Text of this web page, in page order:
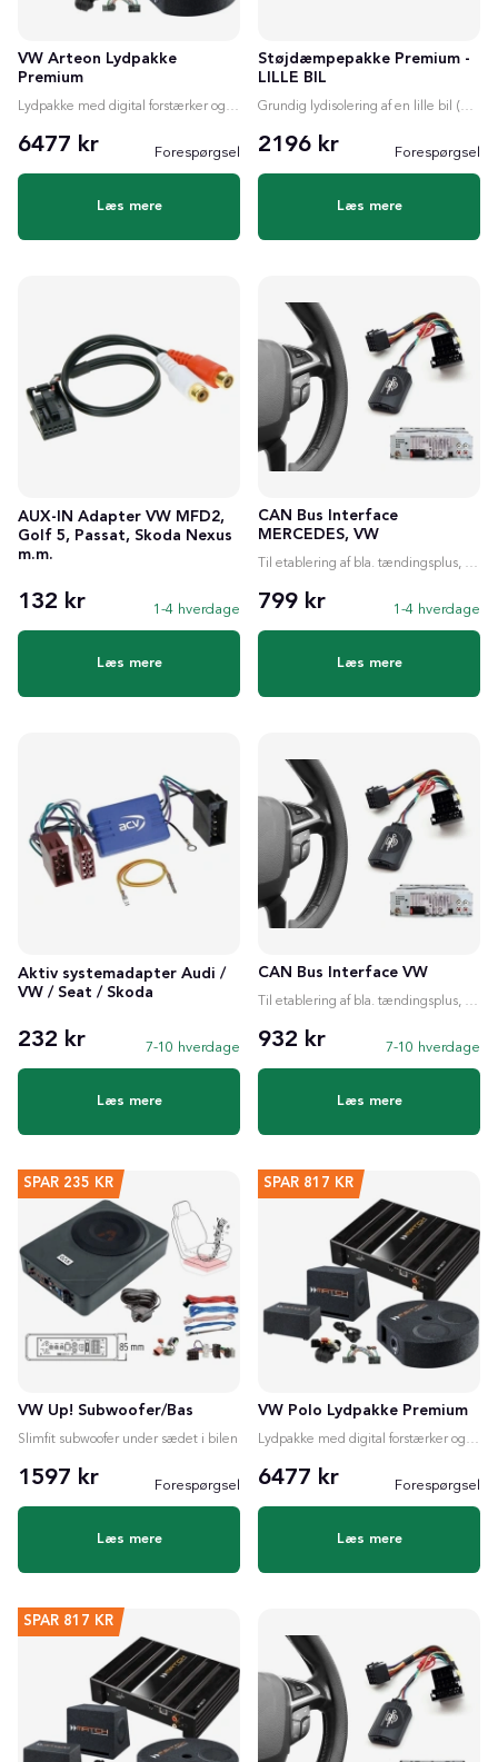
VW Arteon Lydpakke
Premium
Lydpakke med digital forstærker og valgfri subwoofer
6477 kr Forespørgsel
Læs mere
Støjdæmpepakke Premium -
LILLE BIL
Grundig lydisolering af en lille bil (6m²)
2196 kr Forespørgsel
Læs mere
AUX-IN Adapter VW MFD2,
Golf 5, Passat, Skoda Nexus
m.m.
132 kr 1-4 hverdage
Læs mere
CAN Bus Interface
MERCEDES, VW
Til etablering af bla. tændingsplus, ratstyring etc.
799 kr 1-4 hverdage
Læs mere
Aktiv systemadapter Audi /
VW / Seat / Skoda
232 kr 7-10 hverdage
Læs mere
CAN Bus Interface VW
Til etablering af bla. tændingsplus, ratstyring etc.
932 kr 7-10 hverdage
Læs mere
SPAR 235 KR
VW Up! Subwoofer/Bas
Slimfit subwoofer under sædet i bilen
1597 kr Forespørgsel
Læs mere
SPAR 817 KR
VW Polo Lydpakke Premium
Lydpakke med digital forstærker og valgfri subwoofer
6477 kr Forespørgsel
Læs mere
SPAR 817 KR